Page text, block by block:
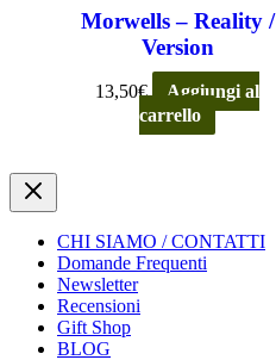
Morwells – Reality /
Version
13,50€
Aggiungi al
carrello
CHI SIAMO / CONTATTI
Domande Frequenti
Newsletter
Recensioni
Gift Shop
BLOG